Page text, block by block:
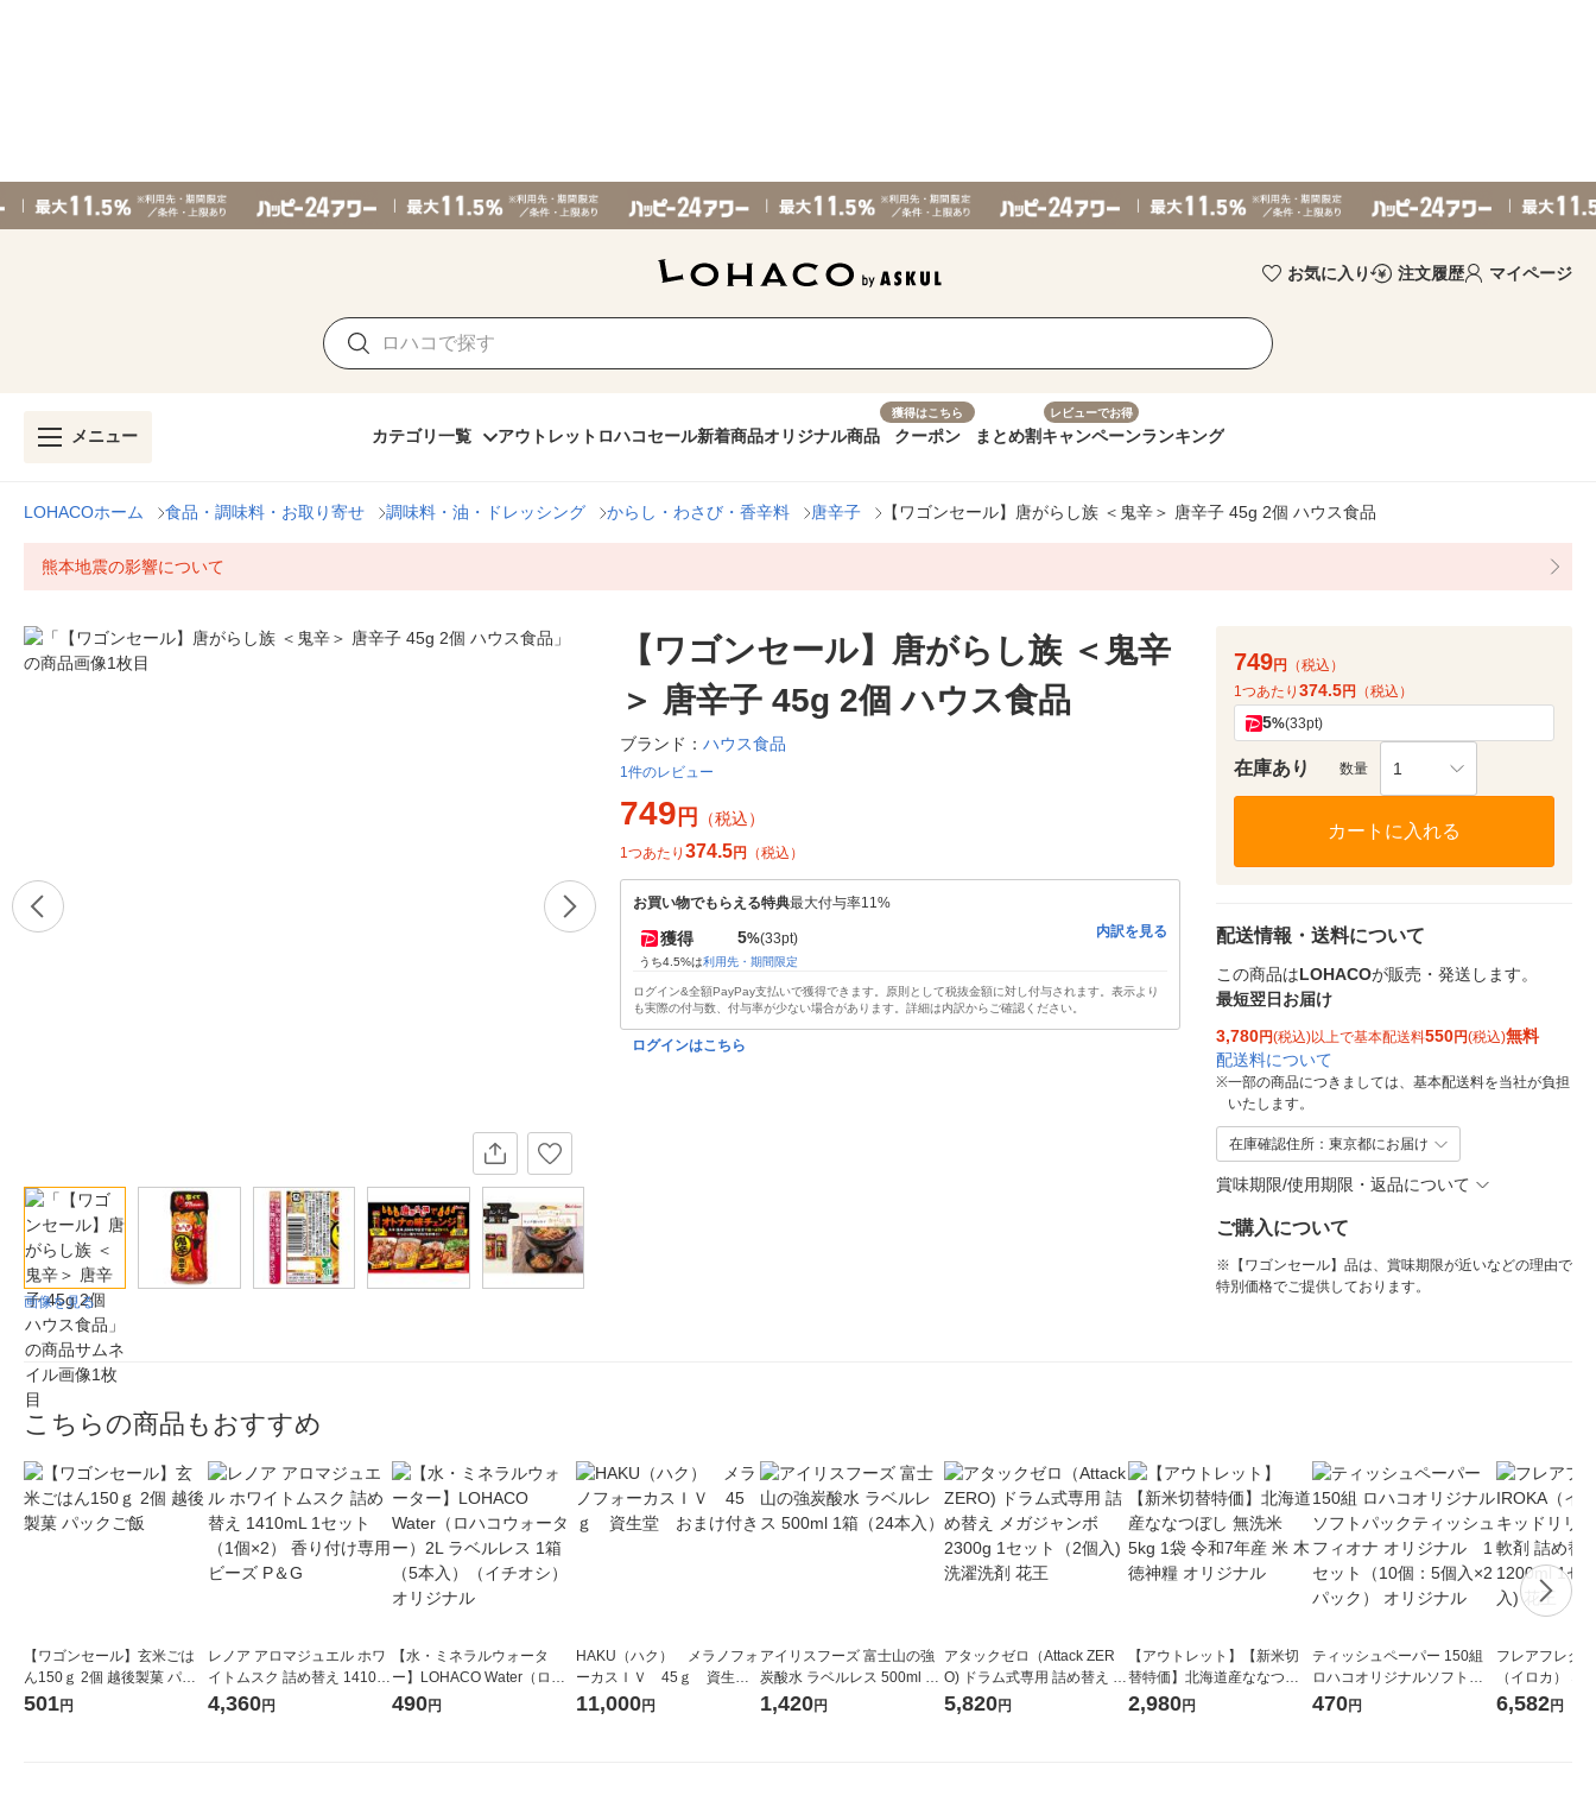
お気に入り 注文履歴 マイページ
メニュー カテゴリ一覧 アウトレット ロハコセール新着商品オリジナル商品
獲得はこちら
クーポン まとめ割
レビューでお得
キャンペーンランキング
LOHACOホーム 食品・調味料・お取り寄せ 調味料・油・ドレッシング からし・わさび・香辛料 唐辛子 【ワゴンセール】唐がらし族 ＜鬼辛＞ 唐辛子 45g 2個 ハウス食品
熊本地震の影響について
画像を見る
【ワゴンセール】唐がらし族 ＜鬼辛
＞ 唐辛子 45g 2個 ハウス食品
ブランド： ハウス食品
1件のレビュー
749 円 （税込）
1つあたり 374.5円 （税込）
お買い物でもらえる特典最大付与率11%
獲得 5%(33pt)
うち4.5%は利用先・期間限定
内訳を見る
ログイン&全額PayPay支払いで獲得できます。原則として税抜金額に対し付与されます。表示より
も実際の付与数、付与率が少ない場合があります。詳細は内訳からご確認ください。
ログインはこちら
749円
（税込）
1つあたり 374.5円 （税込）
5%(33pt)
在庫あり 数量 1
カートに入れる
配送情報・送料について
この商品はLOHACOが販売・発送します。
最短翌日お届け
3,780円(税込)以上で基本配送料550円(税込)無料
配送料について
※一部の商品につきましては、基本配送料を当社が負担
いたします。
在庫確認住所：東京都にお届け
賞味期限/使用期限・返品について
ご購入について
※【ワゴンセール】品は、賞味期限が近いなどの理由で
特別価格でご提供しております。
こちらの商品もおすすめ
【ワゴンセール】玄米ごは
ん150ｇ 2個 越後製菓 パッ
クご飯
501円
レノア アロマジュエル ホワ
イトムスク 詰め替え 1410m
L 1セット（1個×2） 香り付
4,360円
【水・ミネラルウォータ
ー】LOHACO Water（ロハ
コウォーター）2L ラベルレ
490円
HAKU（ハク） メラノフォ
ーカスＩＶ 45ｇ 資生
堂 おまけ付き
11,000円
アイリスフーズ 富士山の強
炭酸水 ラベルレス 500ml 1
箱（24本入）
1,420円
アタックゼロ（Attack ZER
O) ドラム式専用 詰め替え メ
ガジャンボ 2300g 1セット
5,820円
【アウトレット】【新米切
替特価】北海道産ななつぼ
し 無洗米 5kg 1袋 令和7年産
2,980円
ティッシュペーパー 150組
ロハコオリジナルソフトパ
ックティッシュ フィオナ オ
470円
フレアフレグ
（イロカ） ネ
ーの香り 柔軟
6,582円